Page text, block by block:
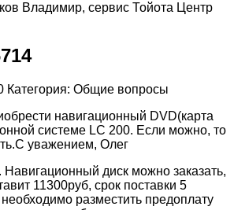
Владимир, сервис Тойота Центр
Категория: Общие вопросы
навигационный DVD(карта
системе LC 200. Если можно, то
уважением, Олег
Навигационный диск можно заказать,
11300руб, срок поставки 5
разместить предоплату